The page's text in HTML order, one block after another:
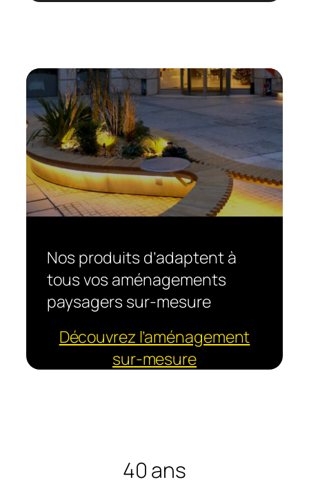
Nos produits d’adaptent à
tous vos aménagements
paysagers sur-mesure
Découvrez l’aménagement
sur-mesure
40 ans